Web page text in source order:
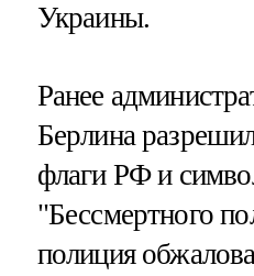
Украины.
Ранее
Берлина
флаги РФ и
"Бессмертного
полиция